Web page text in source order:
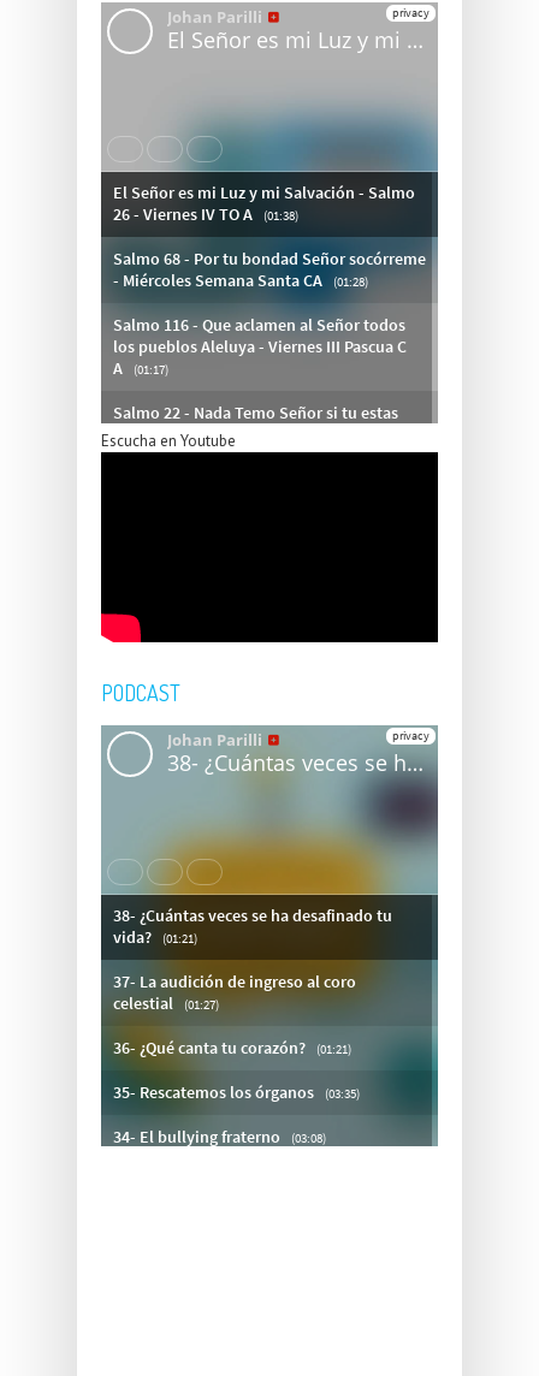
Escucha en Youtube
PODCAST